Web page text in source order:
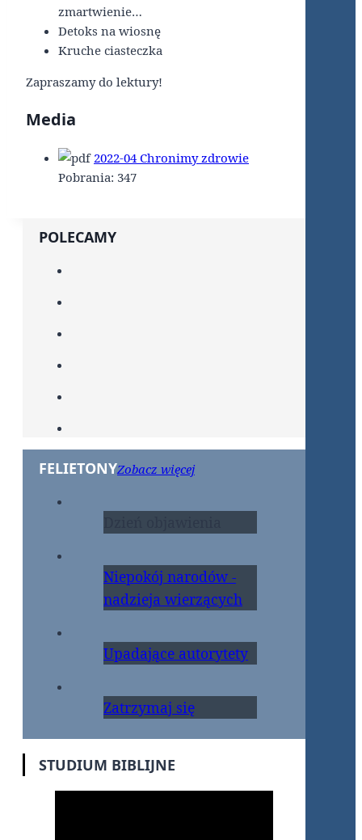
zmartwienie…
Detoks na wiosnę
Kruche ciasteczka
Zapraszamy do lektury!
Media
2022-04 Chronimy zdrowie
Pobrania: 347
POLECAMY
FELIETONYZobacz więcej
Niepokój narodów -
nadzieja wierzących
Upadające autorytety
Zatrzymaj się
STUDIUM BIBLIJNE